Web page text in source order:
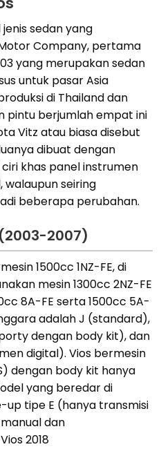
sedan yang
Company, pertama
yang merupakan sedan
untuk pasar Asia
di Thailand dan
pintu berjumlah empat ini
Vitz atau biasa disebut
dibuat dengan
khas panel instrumen
walaupun seiring
beberapa perubahan.
2007)
1500cc 1NZ-FE, di
mesin 1300cc 2NZ-FE
8A-FE serta 1500cc 5A-
adalah J (standard),
dengan body kit), dan
digital). Vios bermesin
dengan body kit hanya
yang beredar di
up tipe E (hanya transmisi
dan
2018